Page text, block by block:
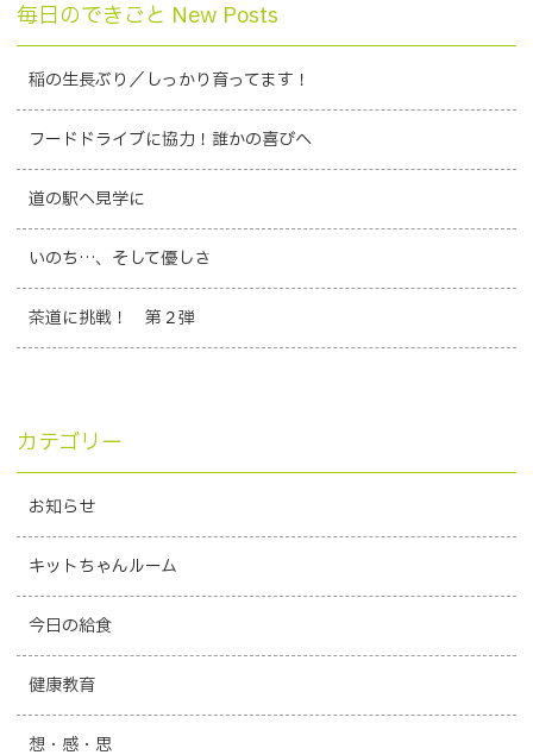
毎日のできごと New Posts
稲の生長ぶり／しっかり育ってます！
フードドライブに協力！誰かの喜びへ
道の駅へ見学に
いのち…、そして優しさ
茶道に挑戦！ 第２弾
カテゴリー
お知らせ
キットちゃんルーム
今日の給食
健康教育
想・感・思